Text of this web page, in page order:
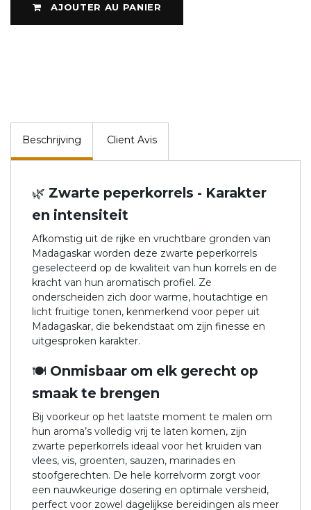
AJOUTER AU PANIER
Beschrijving Client Avis
🌿 Zwarte peperkorrels - Karakter
en intensiteit
Afkomstig uit de rijke en vruchtbare gronden van
Madagaskar worden deze zwarte peperkorrels
geselecteerd op de kwaliteit van hun korrels en de
kracht van hun aromatisch profiel. Ze
onderscheiden zich door warme, houtachtige en
licht fruitige tonen, kenmerkend voor peper uit
Madagaskar, die bekendstaat om zijn finesse en
uitgesproken karakter.
🍽️ Onmisbaar om elk gerecht op
smaak te brengen
Bij voorkeur op het laatste moment te malen om
hun aroma’s volledig vrij te laten komen, zijn
zwarte peperkorrels ideaal voor het kruiden van
vlees, vis, groenten, sauzen, marinades en
stoofgerechten. De hele korrelvorm zorgt voor
een nauwkeurige dosering en optimale versheid,
perfect voor zowel dagelijkse bereidingen als meer